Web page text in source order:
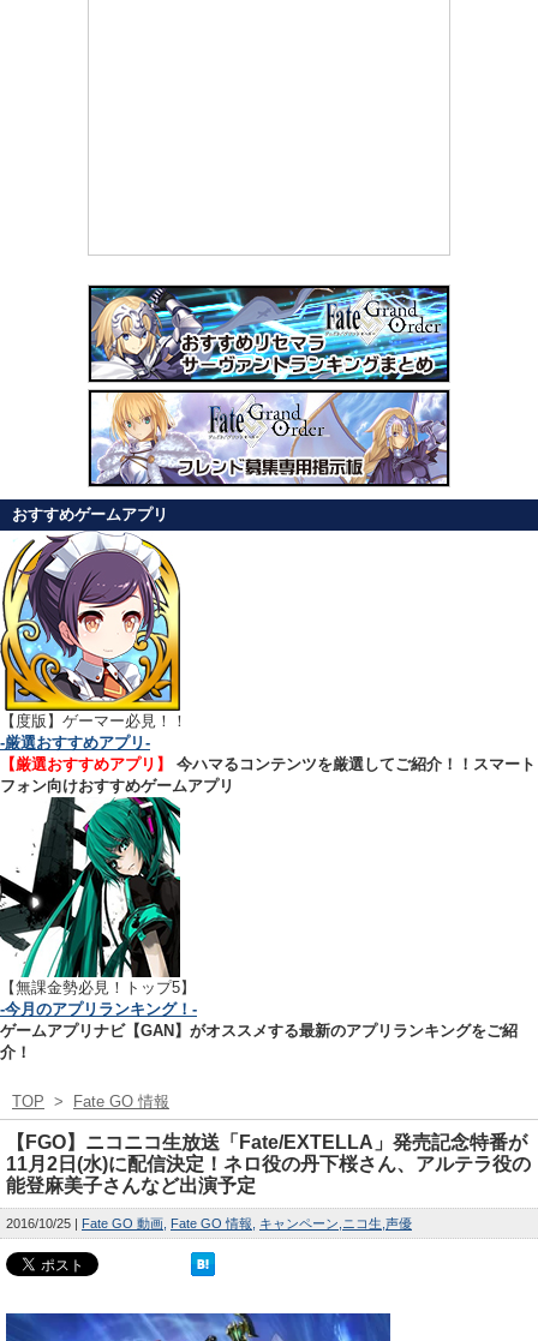
おすすめゲームアプリ
【 度版】ゲーマー必見！！
-厳選おすすめアプリ-
【厳選おすすめアプリ】
今ハマるコンテンツを厳選してご紹介！！スマート
フォン向けおすすめゲームアプリ
【無課金勢必見！トップ5】
-今月のアプリランキング！-
ゲームアプリナビ【GAN】がオススメする最新のアプリランキングをご紹
介！
TOP > Fate GO 情報
【FGO】ニコニコ生放送「Fate/EXTELLA」発売記念特番が
11月2日(水)に配信決定！ネロ役の丹下桜さん、アルテラ役の
能登麻美子さんなど出演予定
2016/10/25 Fate GO 動画 Fate GO 情報 キャンペーン ニコ生 声優